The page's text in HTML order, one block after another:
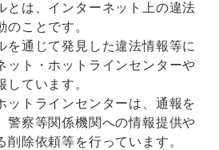
は、インターネット上の違法
ことです。
通じて発見した違法情報等に
ット・ホットラインセンターや
ています。
トラインセンターは、通報を
警察等関係機関への情報提供や
除依頼等を行っています。